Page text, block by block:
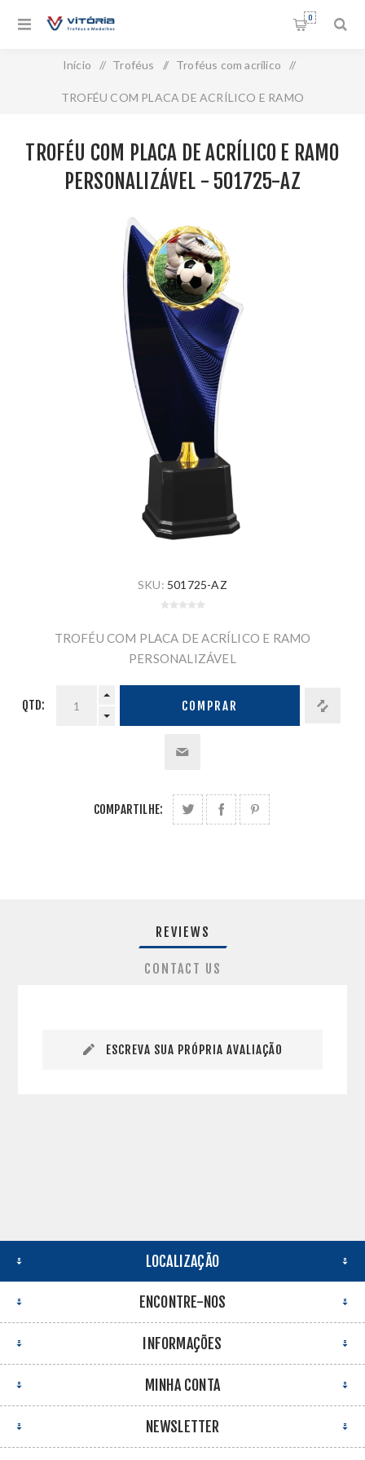
0
Início / Troféus / Troféus com acrílico /
TROFÉU COM PLACA DE ACRÍLICO E RAMO
TROFÉU COM PLACA DE ACRÍLICO E RAMO
PERSONALIZÁVEL - 501725-AZ
SKU: 501725-AZ
TROFÉU COM PLACA DE ACRÍLICO E RAMO
PERSONALIZÁVEL
QTD: COMPRAR
COMPARTILHE:
REVIEWS
CONTACT US
ESCREVA SUA PRÓPRIA AVALIAÇÃO
LOCALIZAÇÃO
ENCONTRE-NOS
INFORMAÇÕES
MINHA CONTA
NEWSLETTER